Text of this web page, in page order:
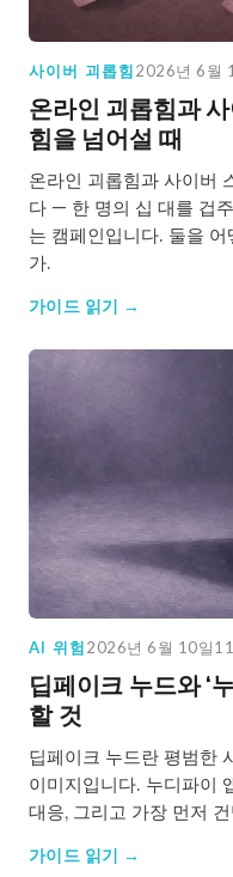
사이버 괴롭힘2026년 6월
온라인 괴롭힘과
힘을 넘어설 때
온라인 괴롭힘과 사이버
다 — 한 명의 십 대를 겁
는 캠페인입니다. 둘을
가.
가이드 읽기 →
AI 위험2026년 6월 10일
딥페이크 누드와 ‘
할 것
딥페이크 누드란 평범한
이미지입니다. 누디파이
대응, 그리고 가장 먼저
가이드 읽기 →